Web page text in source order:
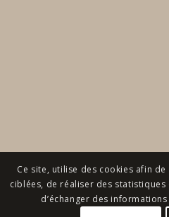
Ce site, utilise des cookies afin
ciblées, de réaliser des
d’échanger des